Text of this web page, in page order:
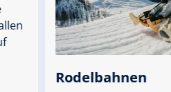
Rodelbahnen